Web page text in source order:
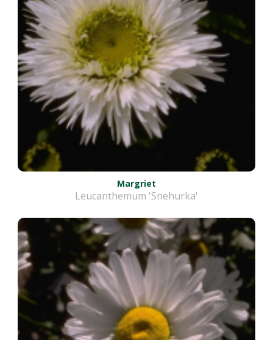
Margriet
Leucanthemum 'Snehurka'